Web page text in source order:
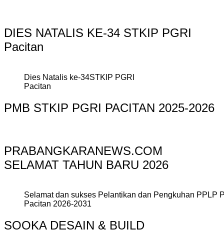
DIES NATALIS KE-34 STKIP PGRI
Pacitan
Dies Natalis ke-34STKIP PGRI
Pacitan
PMB STKIP PGRI PACITAN 2025-2026
PRABANGKARANEWS.COM
SELAMAT TAHUN BARU 2026
Selamat dan sukses Pelantikan dan Pengkuhan PPLP
Pacitan 2026-2031
SOOKA DESAIN & BUILD